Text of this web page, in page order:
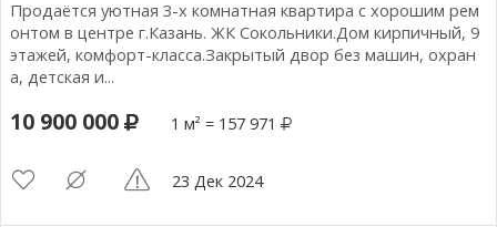
Продаётся уютная 3-х комнатная квартира с хорошим рем
онтом в центре г.Казань. ЖК Сокольники.Дом кирпичный, 9
этажей, комфорт-класса.Закрытый двор без машин, охран
а, детская и...
10 900 000 1 м² = 157 971
23 Дек 2024